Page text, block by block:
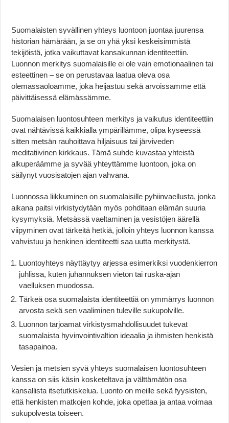
Suomalaisten syvällinen yhteys luontoon juontaa juurensa
historian hämärään, ja se on yhä yksi keskeisimmistä
tekijöistä, jotka vaikuttavat kansakunnan identiteettiin.
Luonnon merkitys suomalaisille ei ole vain emotionaalinen tai
esteettinen – se on perustavaa laatua oleva osa
olemassaoloamme, joka heijastuu sekä arvoissamme että
päivittäisessä elämässämme.
Suomalaisen luontosuhteen merkitys ja vaikutus identiteettiin
ovat nähtävissä kaikkialla ympärillämme, olipa kyseessä
sitten metsän rauhoittava hiljaisuus tai järviveden
meditatiivinen kirkkaus. Tämä suhde kuvastaa yhteistä
alkuperäämme ja syvää yhteyttämme luontoon, joka on
säilynyt vuosisatojen ajan vahvana.
Luonnossa liikkuminen on suomalaisille pyhiinvaellusta, jonka
aikana paitsi virkistydytään myös pohditaan elämän suuria
kysymyksiä. Metsässä vaeltaminen ja vesistöjen äärellä
viipyminen ovat tärkeitä hetkiä, jolloin yhteys luonnon kanssa
vahvistuu ja henkinen identiteetti saa uutta merkitystä.
Luontoyhteys näyttäytyy arjessa esimerkiksi vuodenkierron
juhlissa, kuten juhannuksen vieton tai ruska-ajan
vaelluksen muodossa.
Tärkeä osa suomalaista identiteettiä on ymmärrys luonnon
arvosta sekä sen vaaliminen tuleville sukupolville.
Luonnon tarjoamat virkistysmahdollisuudet tukevat
suomalaista hyvinvointivaltion ideaalia ja ihmisten henkistä
tasapainoa.
Vesien ja metsien syvä yhteys suomalaisen luontosuhteen
kanssa on siis käsin kosketeltava ja välttämätön osa
kansallista itsetutkiskelua. Luonto on meille sekä fyysisten,
että henkisten matkojen kohde, joka opettaa ja antaa voimaa
sukupolvesta toiseen.